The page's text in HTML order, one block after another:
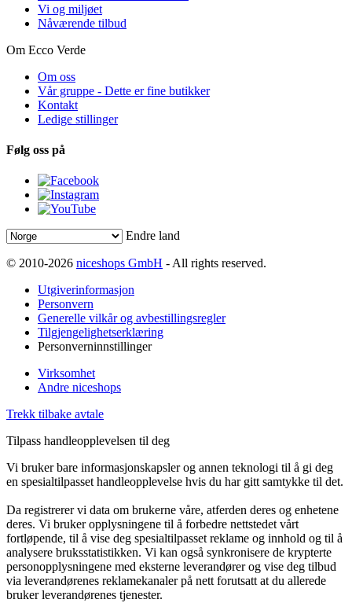
Vi og miljøet
Nåværende tilbud
Om Ecco Verde
Om oss
Vår gruppe - Dette er fine butikker
Kontakt
Ledige stillinger
Følg oss på
Endre land
© 2010-2026 niceshops GmbH - All rights reserved.
Utgiverinformasjon
Personvern
Generelle vilkår og avbestillingsregler
Tilgjengelighetserklæring
Personverninnstillinger
Virksomhet
Andre niceshops
Trekk tilbake avtale
Tilpass handleopplevelsen til deg
Vi bruker bare informasjonskapsler og annen teknologi til å gi deg
en spesialtilpasset handleopplevelse hvis du har gitt samtykke til det.
Da registrerer vi data om brukerne våre, atferden deres og enhetene
deres. Vi bruker opplysningene til å forbedre nettstedet vårt
fortløpende, til å vise deg spesialtilpasset reklame og innhold og til å
analysere bruksstatistikken. Vi kan også synkronisere de krypterte
personopplysningene med eksterne leverandører og vise deg tilbud
via leverandørenes reklamekanaler på nett forutsatt at du allerede
bruker leverandørenes tjenester.